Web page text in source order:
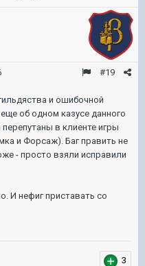
#19
и ошибочной
об одном казусе данного
в клиенте игры
и Форсаж). Баг править не
- просто взяли исправили
И нефиг приставать со
3